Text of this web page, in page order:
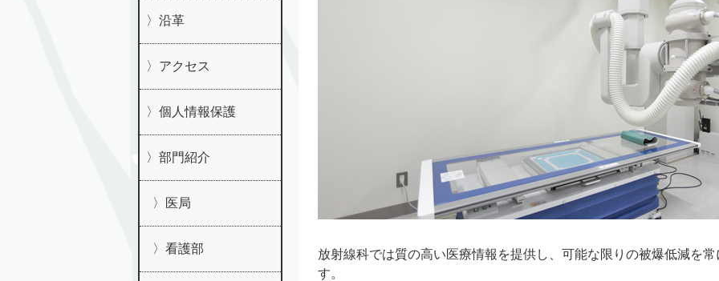
沿革
アクセス
個人情報保護
部門紹介
医局
看護部
放射線科では質の高い医療情報を提供し、可能な限りの被爆低減を
す。